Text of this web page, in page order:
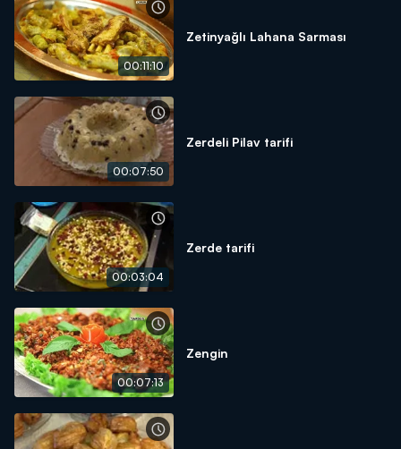
00:11:10
Zetinyağlı Lahana Sarması
00:07:50
Zerdeli Pilav tarifi
00:03:04
Zerde tarifi
00:07:13
Zengin